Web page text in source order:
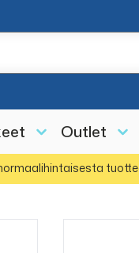
Outlet